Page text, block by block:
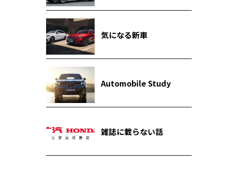
気になる新車
Automobile Study
雑誌に載らない話